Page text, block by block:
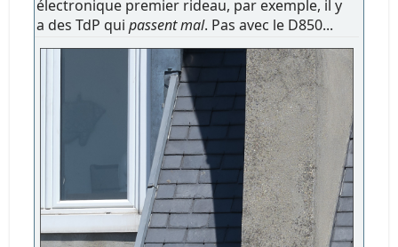
électronique premier rideau, par exemple, il y
a des TdP quipassent mal. Pas avec le D850...